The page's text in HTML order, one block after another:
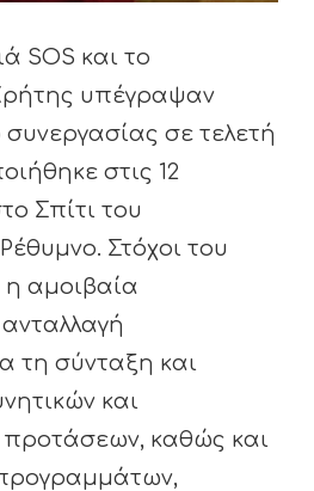
SOS και το
υπέγραψαν
συνεργασίας σε τελετή
στις 12
Σπίτι του
Στόχοι του
η αμοιβαία
τη σύνταξη και
και
καθώς και